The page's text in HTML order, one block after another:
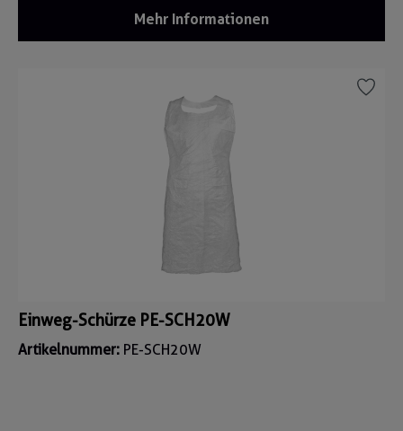
Mehr Informationen
Einweg-Schürze PE-SCH20W
Artikelnummer: PE-SCH20W